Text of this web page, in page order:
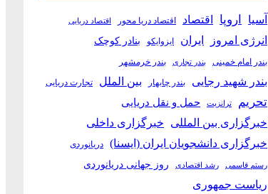
آسیا اروپا اقتصاد اقتصاد دریا محور اقتصاد دریایی
انرژی امروز ایران ایزوایکو بنادر کوچک
بندر امام خمینی بندر تجاری بندر خرمشهر
بندر شهید رجایی بندر چابهار بین الملل تجارت دریایی
تحریم ترانزیت حمل و نقل دریایی
خبرگزاری بین المللی خبرگزاری داخلی
خبرگزاری دانشجویان ایران (ایسنا)
دریانوردی
رستم قاسمی رشد اقتصادی روز جهانی دریانوردی
ریاست جمهوری